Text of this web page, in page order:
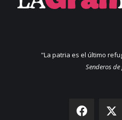
"La patria es el último
Senderos